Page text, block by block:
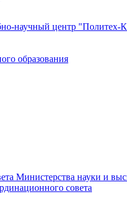
научный центр "Политех-
образования
Министерства науки и
совета